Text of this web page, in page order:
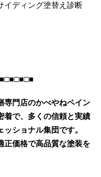
ディング塗替え診断
専門店のかべやねペイン
着で、多くの信頼と実績
ショナル集団です。
正価格で高品質な塗装を